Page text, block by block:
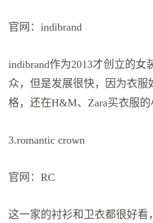
官网：indibrand
indibrand作为2013才创立的女
众，但是发展很快，因为衣服
格，还在H&M、Zara买衣服
3.romantic crown
官网：RC
这一家的衬衫和卫衣都很好看